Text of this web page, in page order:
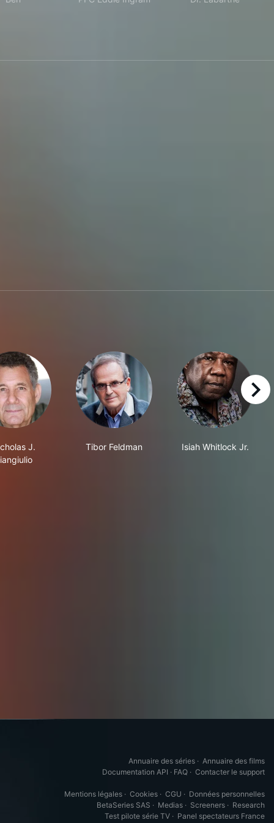
J.
Tibor Feldman Isiah Whitlock Jr.
right
Annuaire des séries · Annuaire des films
Documentation API · FAQ · Contacter le support
Mentions légales · Cookies · CGU · Données personnelles
BetaSeries SAS · Medias · Screeners · Research
Test pilote série TV · Panel spectateurs France